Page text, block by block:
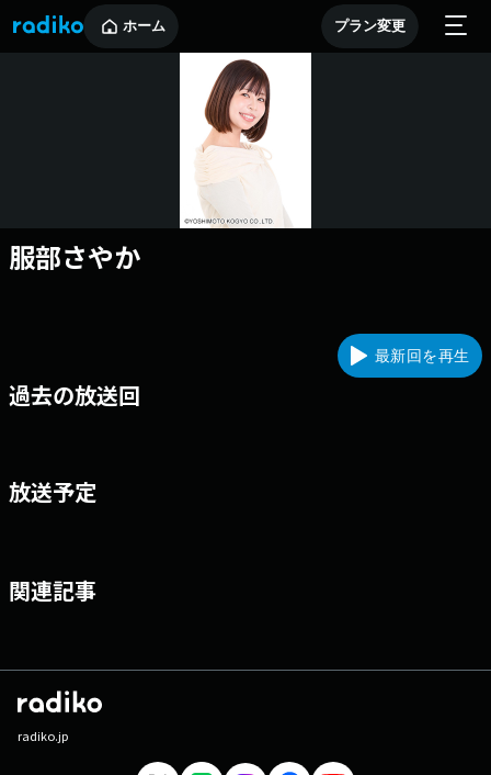
ホーム プラン変更
服部さやか
最新回を再生
過去の放送回
放送予定
関連記事
radiko.jp